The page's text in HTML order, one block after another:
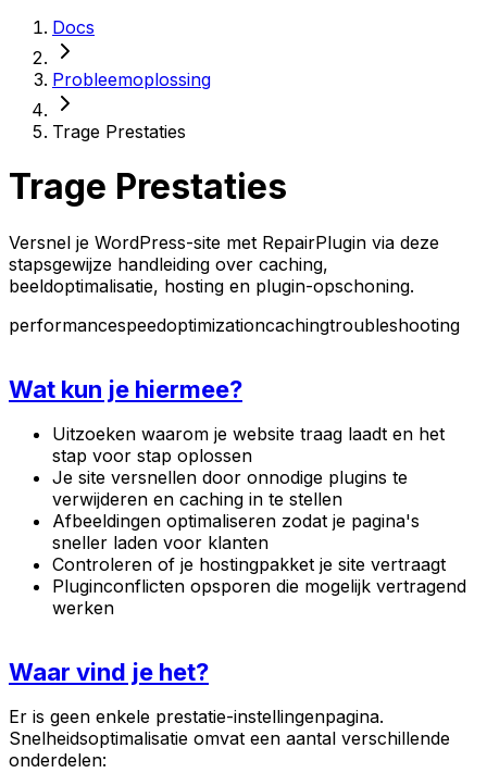
Docs
Probleemoplossing
Trage Prestaties
Trage Prestaties
Versnel je WordPress-site met RepairPlugin via deze
stapsgewijze handleiding over caching,
beeldoptimalisatie, hosting en plugin-opschoning.
performancespeedoptimizationcachingtroubleshooting
Wat kun je hiermee?
Uitzoeken waarom je website traag laadt en het
stap voor stap oplossen
Je site versnellen door onnodige plugins te
verwijderen en caching in te stellen
Afbeeldingen optimaliseren zodat je pagina's
sneller laden voor klanten
Controleren of je hostingpakket je site vertraagt
Pluginconflicten opsporen die mogelijk vertragend
werken
Waar vind je het?
Er is geen enkele prestatie-instellingenpagina.
Snelheidsoptimalisatie omvat een aantal verschillende
onderdelen: